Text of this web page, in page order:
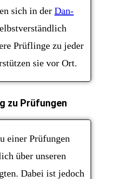
sich in der Dan-
Prüflinge zu jeder
sie vor Ort.
zu Prüfungen
einer Prüfungen
über unseren
Dabei ist jedoch